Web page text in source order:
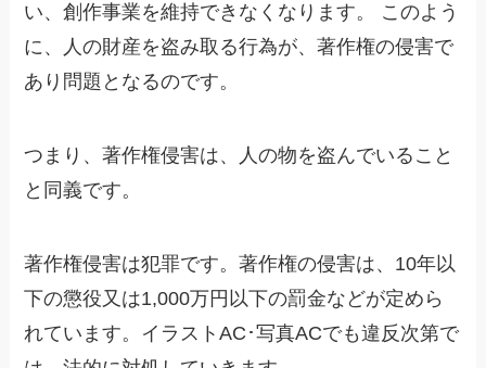
い、創作事業を維持できなくなります。 このよう
に、人の財産を盗み取る行為が、著作権の侵害で
あり問題となるのです。
つまり、著作権侵害は、人の物を盗んでいること
と同義です。
著作権侵害は犯罪です。著作権の侵害は、10年以
下の懲役又は1,000万円以下の罰金などが定めら
れています。イラストAC･写真ACでも違反次第で